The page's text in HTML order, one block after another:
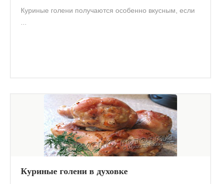
Куриные голени получаются особенно вкусным, если
...
Куриные голени в духовке